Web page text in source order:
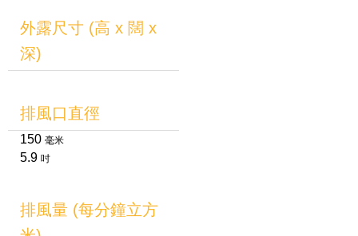
外露尺寸 (高 x 闊 x
深)
排風口直徑
150 毫米
5.9 吋
排風量 (每分鐘立方